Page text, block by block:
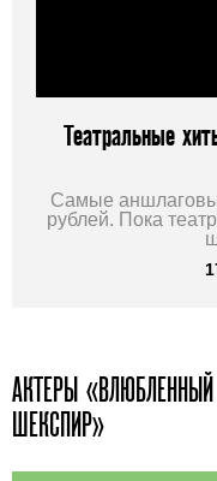
Театральные
Самые
рублей. Пока
АКТЕРЫ «ВЛЮБЛЕННЫЙ
ШЕКСПИР»